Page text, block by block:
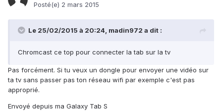
Posté(e) 2 mars 2015
Le 25/02/2015 à 20:24, madin972 a dit :
Chromcast ce top pour connecter la tab sur la tv
Pas forcément. Si tu veux un dongle pour envoyer une vidéo sur
ta tv sans passer pas ton réseau wifi par exemple c'est pas
approprié.
Envoyé depuis ma Galaxy Tab S